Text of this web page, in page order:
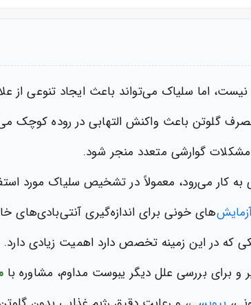
اما سلیاک می‌تواند باعث ایجاد تنوعی از
گلوتن باعث واکنش التهابی در روده کوچک
گوارشی متعدد منجر شود.
‌های خونی برای اندازه‌گیری آنتی‌بادی‌های
که در این زمینه تخصص دارد اهمیت زیادی دارد.
و برای بررسی علل دیگر یبوست مداوم، مشاوره با